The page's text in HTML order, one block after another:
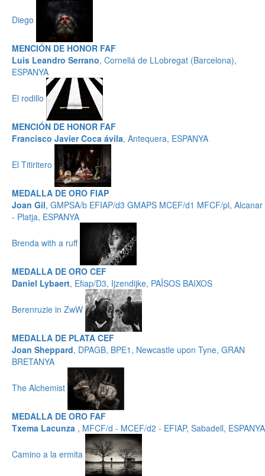
Diego
MENCIÓN DE HONOR FAF
Luis Leandro Serrano, Cornellá de LLobregat (Barcelona),
ESPANYA
El rodillo
MENCIÓN DE HONOR FAF
Francisco Javier Coca ávila, Antequera, ESPANYA
El Titiritero
MEDALLA DE ORO FIAP
Joan Gil, GMPSA/b EFIAP/d3 GMAPS MCEF/d1 MFCF/pl, Alcanar
- Platja, ESPANYA
Brenda with a ruff
MEDALLA DE ORO CEF
Daniel Lybaert, Efiap/D3, Ijzendijke, PAÏSOS BAIXOS
Berenruzie in ZwW
MEDALLA DE PLATA CEF
Joan Sheppard, DPAGB, BPE1, Newcastle upon Tyne, GRAN
BRETANYA
The Alchemist
MEDALLA DE ORO FAF
Txema Lacunza , MFCF/d - MCEF/d2 - EFIAP, Sabadell, ESPANYA
Camino a la ermita